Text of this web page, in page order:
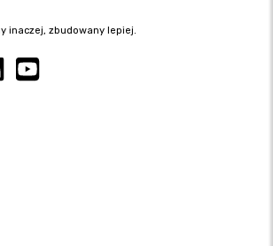
inaczej, zbudowany lepiej.